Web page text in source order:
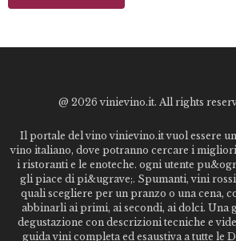
@ 2026 vinievino.it. All rights
Il portale del vino vinievino.it vuol essere
vino italiano, dove potranno cercare i
i ristoranti e le enoteche. ogni utente
gli piace di pi&ugrave;. Spumanti, vini
quali scegliere per un pranzo o una cena,
abbinarli ai primi, ai secondi, ai dolci. Una
degustazione con descrizioni tecniche e
guida vini completa ed esaustiva a tutte le